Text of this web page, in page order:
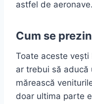
astfel de aeronave.
Cum se
Toate aceste
ar trebui să aducă
mărească
doar ultima parte